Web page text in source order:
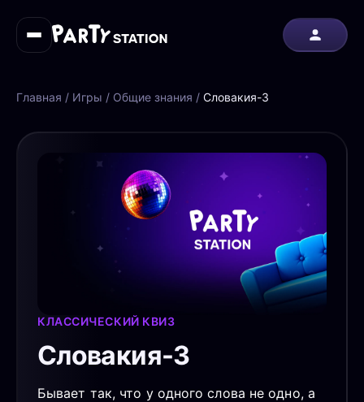
Главная / Игры / Общие знания / Словакия-3
КЛАССИЧЕСКИЙ КВИЗ
Словакия-3
Бывает так, что у одного слова не одно, а